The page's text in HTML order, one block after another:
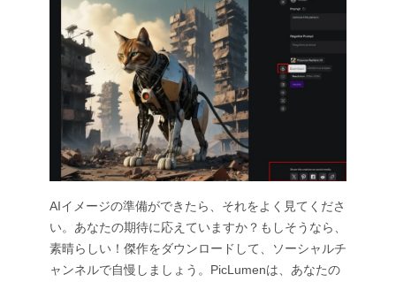
AIイメージの準備ができたら、それをよく見てくださ
い。あなたの期待に応えていますか？もしそうなら、
素晴らしい！傑作をダウンロードして、ソーシャルチ
ャンネルで自慢しましょう。PicLumenは、あなたの